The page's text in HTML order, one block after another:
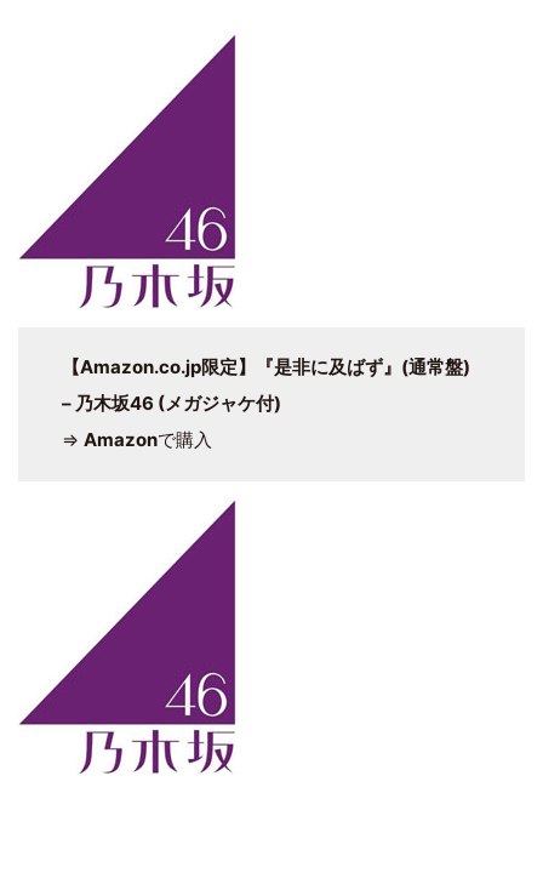
【Amazon.co.jp限定】 『是非に及ばず』 (通常盤)
– 乃木坂46 (メガジャケ付)
⇒ Amazonで購入